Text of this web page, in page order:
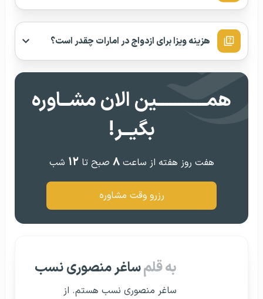
هزینه ویزا برای ازدواج در امارات چقدر است؟
همــــــــــــین الان مشــاوره
بگیــر!
هفت روز هفته از ساعت۸ صبح تا۱۲ شب
رزرو وقت مشاوره
به قلمساغر منصوری نسب
ساغر منصوری نسب هستم. از